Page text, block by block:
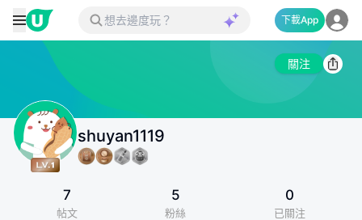
下載App
關注
shuyan1119
7
帖文
5
粉絲
0
已關注